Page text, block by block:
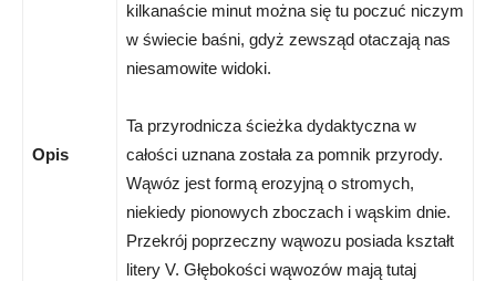
Opis
kilkanaście minut można się tu poczuć niczym
w świecie baśni, gdyż zewsząd otaczają nas
niesamowite widoki.
Ta przyrodnicza ścieżka dydaktyczna w
całości uznana została za pomnik przyrody.
Wąwóz jest formą erozyjną o stromych,
niekiedy pionowych zboczach i wąskim dnie.
Przekrój poprzeczny wąwozu posiada kształt
litery V. Głębokości wąwozów mają tutaj